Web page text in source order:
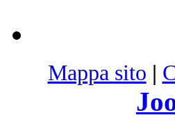
Mappa sito |